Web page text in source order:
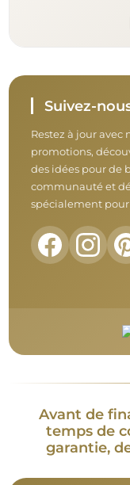
Suivez-
Restez à jour avec
promotions,
des idées pour de
communauté et
spécialement pour
Avant de
temps de
garantie,